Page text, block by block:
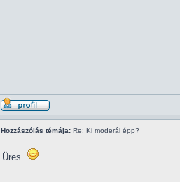
Hozzászólás témája: Re: Ki moderál épp?
Üres.